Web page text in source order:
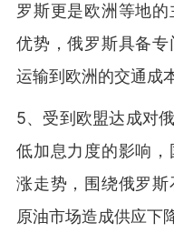
罗斯更是欧洲等地
优势，俄罗斯具备
运输到欧洲的交通成
5、受到欧盟达成对
低加息力度的影响
涨走势，围绕俄罗
原油市场造成供应下